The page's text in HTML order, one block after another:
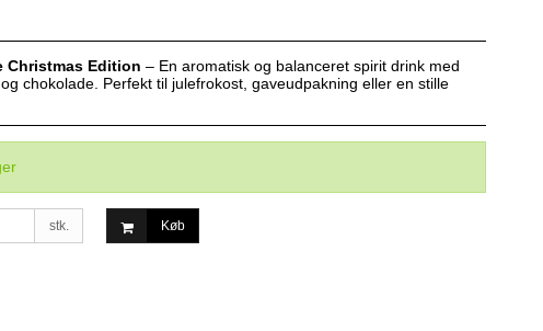
Christmas Edition – En aromatisk og balanceret spirit drink med
chokolade. Perfekt til julefrokost, gaveudpakning eller en stille
stk. Køb